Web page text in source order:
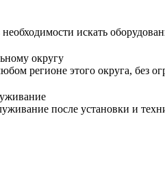
искать
округу
регионе этого округа, без
после установки и